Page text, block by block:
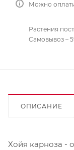
Можно
Растения
Самовывоз –
ОПИСАНИЕ
Хойя карноза -